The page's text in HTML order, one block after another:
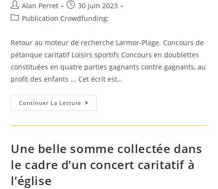
Auteur/autrice
de
Alan Perret
Post
published:
30 juin 2023
PostPublication Crowdfunding:
Retour au moteur de recherche Larmor-Plage. Concours de
pétanque caritatif Loisirs sportifs Concours en doublettes
constituées en quatre parties gagnants contre gagnants, au
profit des enfants ... Cet écrit est…
Continuer La Lecture Larmor-
Plage.
De
Une belle somme collectée dans
le cadre d’un concert caritatif à
l’église